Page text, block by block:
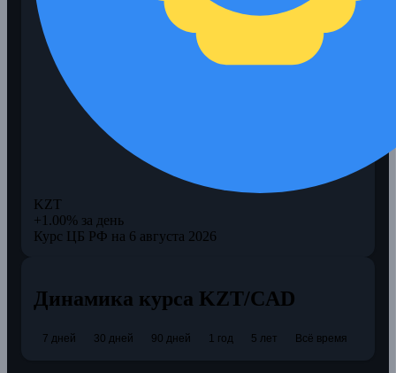
KZT
+1.00% за день
Курс ЦБ РФ на 6 августа 2026
Динамика курса KZT/CAD
7 дней 30 дней 90 дней 1 год 5 лет Всё время